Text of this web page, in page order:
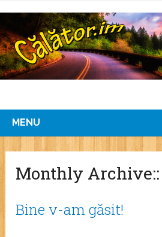
MENU
Monthly Archive::
Bine v-am găsit!